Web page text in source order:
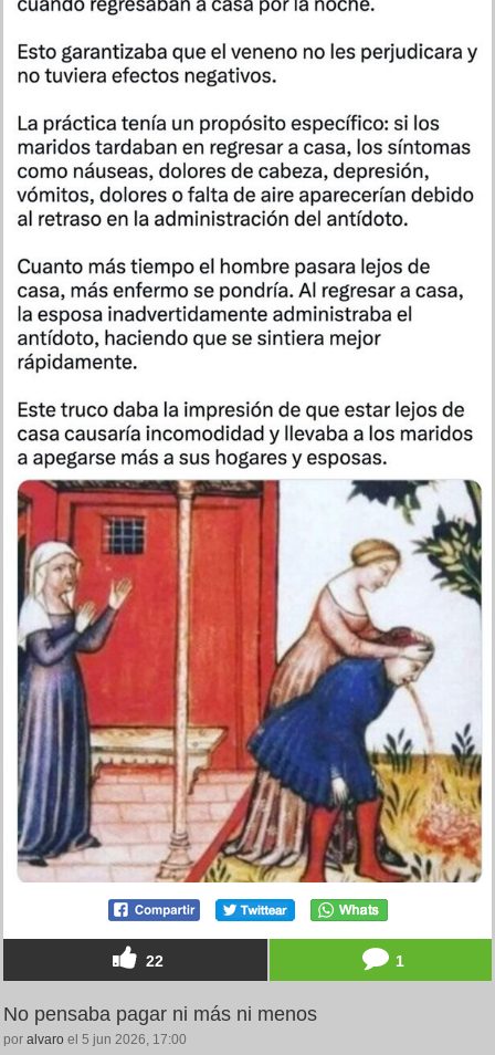
22 1
No pensaba pagar ni más ni menos
por alvaro el 5 jun 2026, 17:00